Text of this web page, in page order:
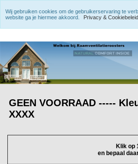
GEEN VOORRAAD -----
XXXX
Klik op
en bepaal
Wij gebruiken cookies om de gebruikerservaring te
website ga je hiermee akkoord.
Privacy & Cookiebeleid